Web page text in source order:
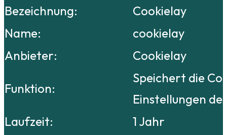
Bezeichnung:
Cookielay
Name:
cookielay
Anbieter:
Cookielay
Funktion:
Speichert die
Einstellungen
Laufzeit:
1 Jahr